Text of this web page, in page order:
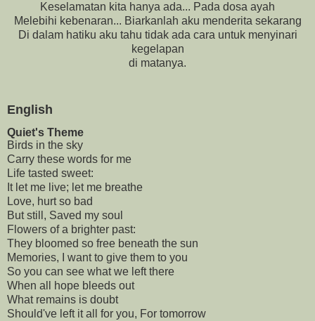
Keselamatan kita hanya ada... Pada dosa ayah
Melebihi kebenaran... Biarkanlah aku menderita sekarang
Di dalam hatiku aku tahu tidak ada cara untuk menyinari
kegelapan
di matanya.
English
Quiet's Theme
Birds in the sky
Carry these words for me
Life tasted sweet:
It let me live; let me breathe
Love, hurt so bad
But still, Saved my soul
Flowers of a brighter past:
They bloomed so free beneath the sun
Memories, I want to give them to you
So you can see what we left there
When all hope bleeds out
What remains is doubt
Should've left it all for you, For tomorrow